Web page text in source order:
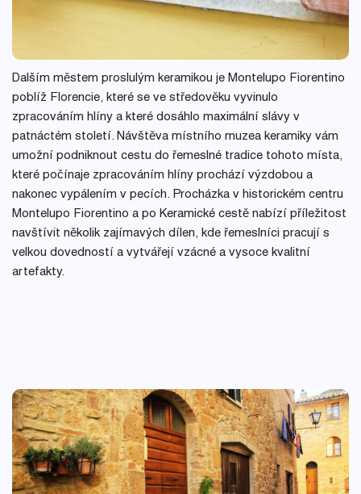
Dalším městem proslulým keramikou je Montelupo Fiorentino
poblíž Florencie, které se ve středověku vyvinulo
zpracováním hlíny a které dosáhlo maximální slávy v
patnáctém století. Návštěva místního muzea keramiky vám
umožní podniknout cestu do řemeslné tradice tohoto místa,
které počínaje zpracováním hlíny prochází výzdobou a
nakonec vypálením v pecích. Procházka v historickém centru
Montelupo Fiorentino a po Keramické cestě nabízí příležitost
navštívit několik zajímavých dílen, kde řemeslníci pracují s
velkou dovedností a vytvářejí vzácné a vysoce kvalitní
artefakty.